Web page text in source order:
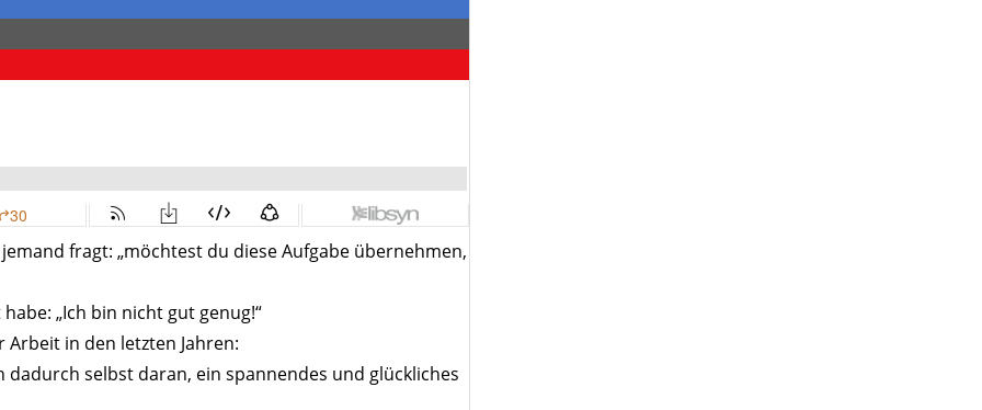
fragt: „möchtest du diese Aufgabe übernehmen,
„Ich bin nicht gut genug!“
in den letzten Jahren:
selbst daran, ein spannendes und glückliches